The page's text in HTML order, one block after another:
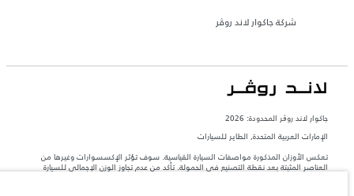
شركة جاكوار لاند روڤر
جاكوار لاند روڨر المحدودة: 2026
الإمارات العربية المتحدة, الطاير للسيارات
تعكس الأوزان المذكورة مواصفات السيارة القياسية. سوف تؤثر الإكسسوارات وغيرها من
العناصر المثبتة بعد نقطة التصنيع في الحمولة. تأكد من عدم تجاوز الوزن الإجمالي للسيارة